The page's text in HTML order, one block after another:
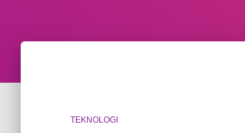
TEKNOLOGI